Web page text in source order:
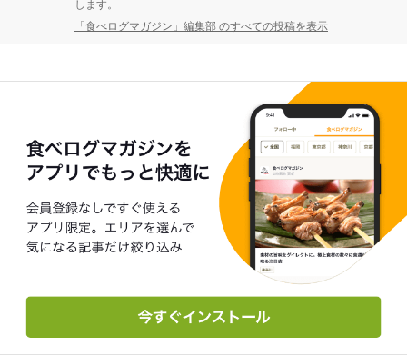
します。
「食べログマガジン」編集部 のすべての投稿を表示